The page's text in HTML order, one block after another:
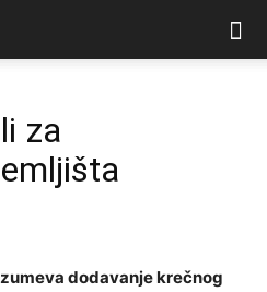
za
dodavanje krečnog